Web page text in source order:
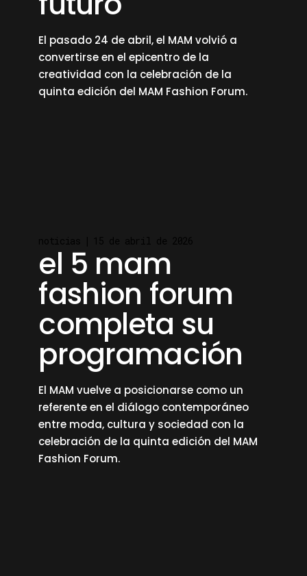
El pasado 24 de abril, el MAM volvió a
convertirse en el epicentro de la
creatividad con la celebración de la
quinta edición del MAM Fashion Forum.
el 5 mam
fashion forum
completa su
programación
El MAM vuelve a posicionarse como un
referente en el diálogo contemporáneo
entre moda, cultura y sociedad con la
celebración de la quinta edición del MAM
Fashion Forum.